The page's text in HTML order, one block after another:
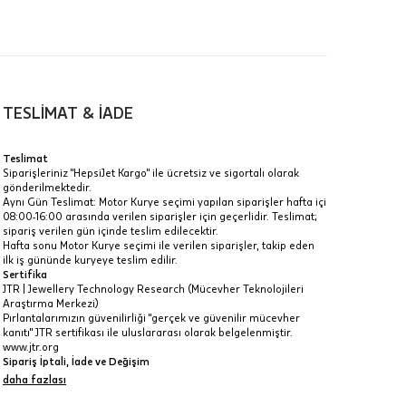
ancak
Taksit Toplamı
15.955 ₺
15.955 ₺
TESLİMAT & İADE
Teslimat
Siparişleriniz "HepsiJet Kargo" ile ücretsiz ve sigortalı olarak
gönderilmektedir.
Aynı Gün Teslimat: Motor Kurye seçimi yapılan siparişler hafta içi
08:00-16:00 arasında verilen siparişler için geçerlidir. Teslimat;
sipariş verilen gün içinde teslim edilecektir.
Hafta sonu Motor Kurye seçimi ile verilen siparişler, takip eden
ilk iş gününde kuryeye teslim edilir.
Sertifika
JTR | Jewellery Technology Research (Mücevher Teknolojileri
Araştırma Merkezi)
Pırlantalarımızın güvenilirliği "gerçek ve güvenilir mücevher
kanıtı" JTR sertifikası ile uluslararası olarak belgelenmiştir.
www.jtr.org
Sipariş İptali, İade ve Değişim
İptal: Kargoya verilmeyen veya faturası oluşmayan siparişlerinizi
daha fazlası